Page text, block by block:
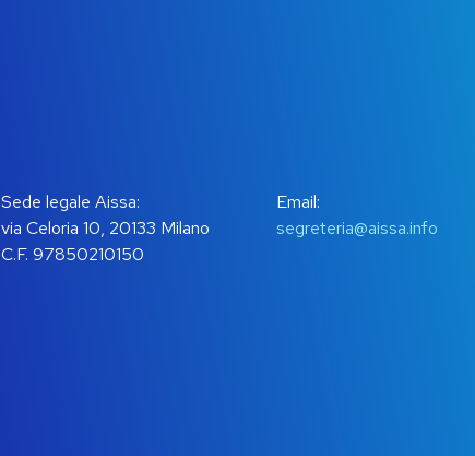
Sede legale Aissa:
via Celoria 10, 20133 Milano
C.F. 97850210150
Email:
segreteria@aissa.info